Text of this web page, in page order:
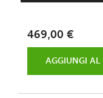
469,00 €
AGGIUNGI AL